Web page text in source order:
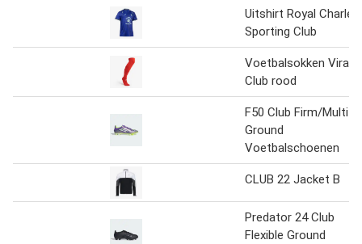
Uitshirt Royal
Sporting Club
Voetbalsokken
Club rood
F50 Club Firm/Multi-
Ground
Voetbalschoenen
CLUB 22 Jacket B
Predator 24 Club
Flexible Ground